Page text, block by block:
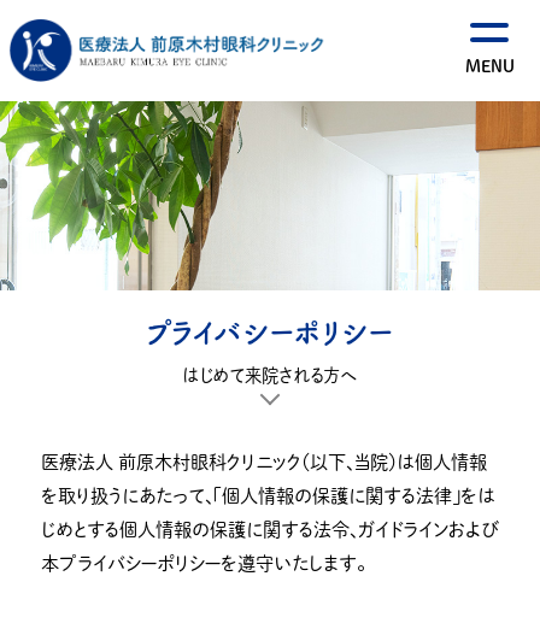
プライバシーポリシー
はじめて来院される方へ
医療法人 前原木村眼科クリニック（以下、当院）は個人情報
を取り扱うにあたって、「個人情報の保護に関する法律」をは
じめとする個人情報の保護に関する法令、ガイドラインおよび
本プライバシーポリシーを遵守いたします。